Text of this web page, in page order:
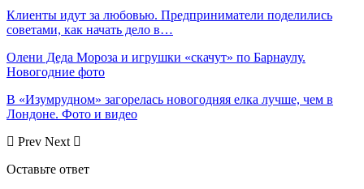
Клиенты идут за любовью. Предприниматели поделились
советами, как начать дело в…
Олени Деда Мороза и игрушки «скачут» по Барнаулу.
Новогодние фото
В «Изумрудном» загорелась новогодняя елка лучше, чем в
Лондоне. Фото и видео
Prev Next
Оставьте ответ